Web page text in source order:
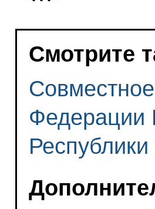
Смотрите
Федерации